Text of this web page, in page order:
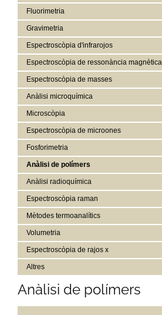
Fluorimetria
Gravimetria
Espectroscòpia d'infrarojos
Espectroscòpia de ressonància magnètica
Espectroscòpia de masses
Anàlisi microquímica
Microscòpia
Espectroscòpia de microones
Fosforimetria
Anàlisi de polímers
Anàlisi radioquímica
Espectroscòpia raman
Mètodes termoanalítics
Volumetria
Espectroscòpia de rajos x
Altres
Anàlisi de polímers